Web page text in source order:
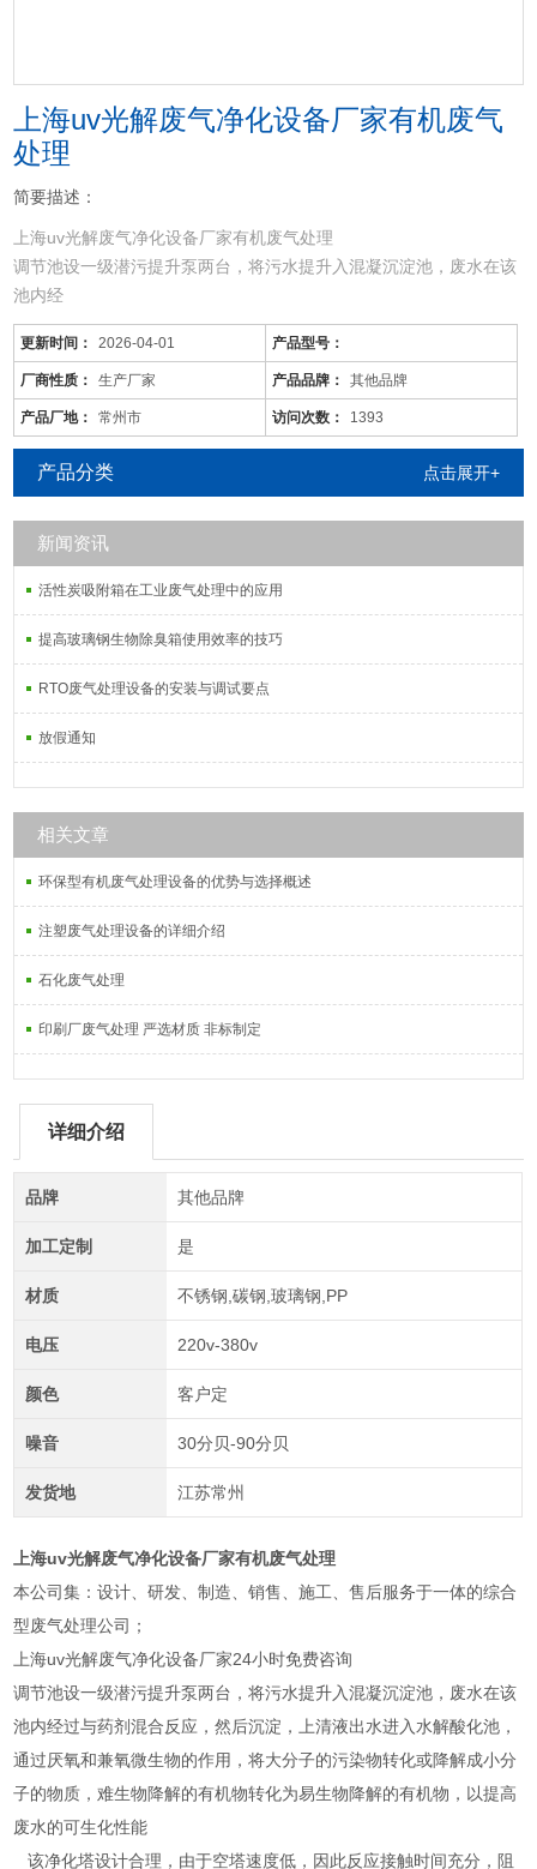
上海uv光解废气净化设备厂家有机废气
处理
简要描述：
上海uv光解废气净化设备厂家有机废气处理
调节池设一级潜污提升泵两台，将污水提升入混凝沉淀池，废水在该
池内经
更新时间： 2026-04-01 产品型号：
厂商性质： 生产厂家 产品品牌： 其他品牌
产品厂地： 常州市 访问次数： 1393
产品分类 点击展开+
新闻资讯
活性炭吸附箱在工业废气处理中的应用
提高玻璃钢生物除臭箱使用效率的技巧
RTO废气处理设备的安装与调试要点
放假通知
相关文章
环保型有机废气处理设备的优势与选择概述
注塑废气处理设备的详细介绍
石化废气处理
印刷厂废气处理 严选材质 非标制定
详细介绍
品牌 其他品牌
加工定制 是
材质 不锈钢,碳钢,玻璃钢,PP
电压 220v-380v
颜色 客户定
噪音 30分贝-90分贝
发货地 江苏常州
上海uv光解废气净化设备厂家有机废气处理
本公司集：设计、研发、制造、销售、施工、售后服务于一体的综合
型废气处理公司；
上海uv光解废气净化设备厂家24小时免费咨询
调节池设一级潜污提升泵两台，将污水提升入混凝沉淀池，废水在该
池内经过与药剂混合反应，然后沉淀，上清液出水进入水解酸化池，
通过厌氧和兼氧微生物的作用，将大分子的污染物转化或降解成小分
子的物质，难生物降解的有机物转化为易生物降解的有机物，以提高
废水的可生化性能
该净化塔设计合理，由于空塔速度低，因此反应接触时间充分，阻